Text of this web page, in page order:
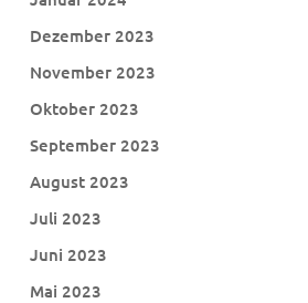
Dezember 2023
November 2023
Oktober 2023
September 2023
August 2023
Juli 2023
Juni 2023
Mai 2023